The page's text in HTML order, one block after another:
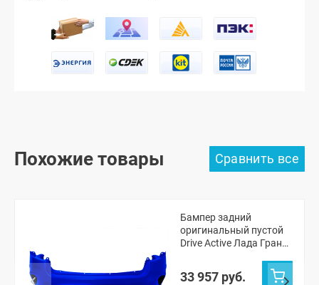
Похожие товары
Бампер задний
оригинальный пустой
Drive Active Лада Гранта
33 957 руб.